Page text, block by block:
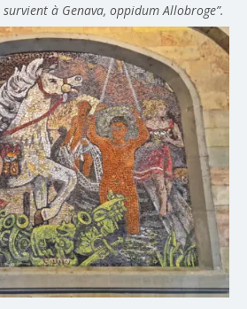
survient à Genava, oppidum Allobroge”.